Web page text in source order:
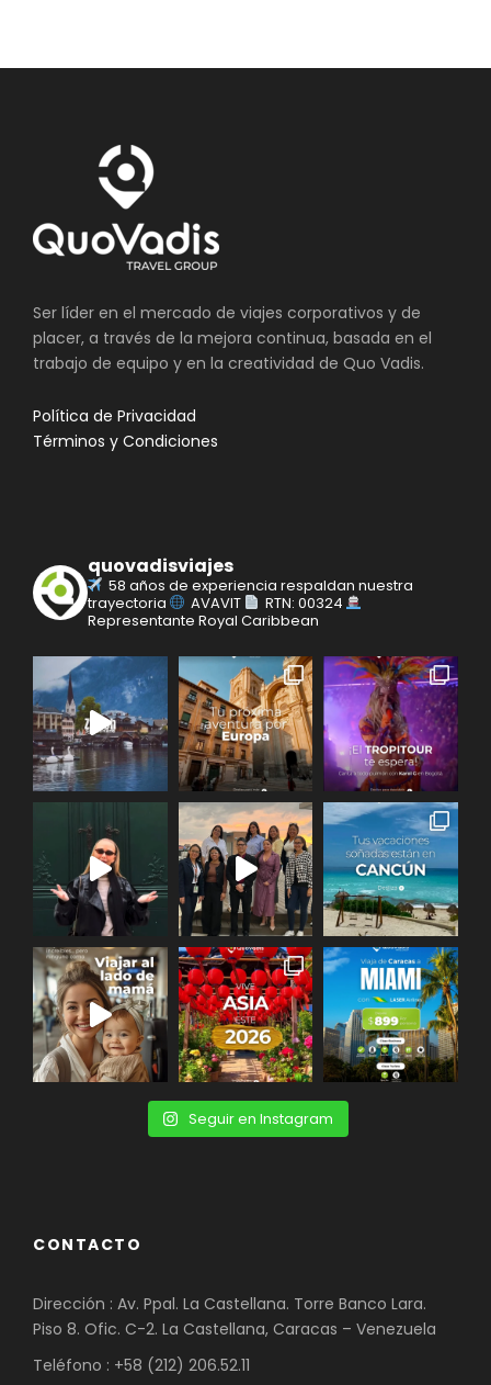
Ser líder en el mercado de viajes corporativos y de
placer, a través de la mejora continua, basada en el
trabajo de equipo y en la creatividad de Quo Vadis.
Política de Privacidad
Términos y Condiciones
quovadisviajes
58 años de experiencia respaldan nuestra
trayectoria
AVAVIT
RTN: 00324
Representante Royal Caribbean
Seguir en Instagram
CONTACTO
Dirección : Av. Ppal. La Castellana. Torre Banco Lara.
Piso 8. Ofic. C-2. La Castellana, Caracas – Venezuela
Teléfono : +58 (212) 206.52.11